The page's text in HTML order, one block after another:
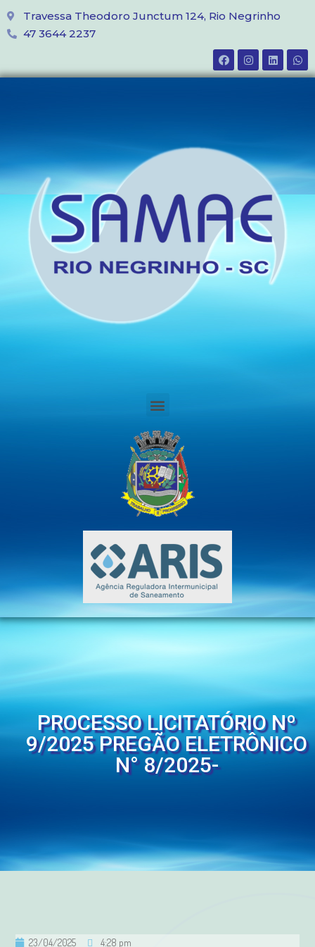
Travessa Theodoro Junctum 124, Rio Negrinho
47 3644 2237
PROCESSO LICITATÓRIO Nº
9/2025 PREGÃO ELETRÔNICO
N° 8/2025-
23/04/2025 4:28 pm